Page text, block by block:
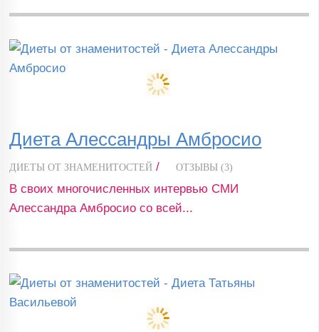
Диета Алессандры Амбросио
ДИЕТЫ ОТ ЗНАМЕНИТОСТЕЙ / ОТЗЫВЫ (3)
В своих многочисленных интервью СМИ
Алессандра Амбросио со всей...